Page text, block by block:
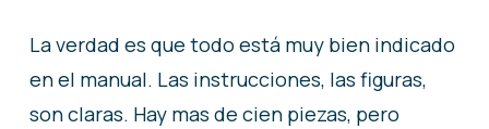
La verdad es que todo está muy bien indicado
en el manual. Las instrucciones, las figuras,
son claras. Hay mas de cien piezas, pero